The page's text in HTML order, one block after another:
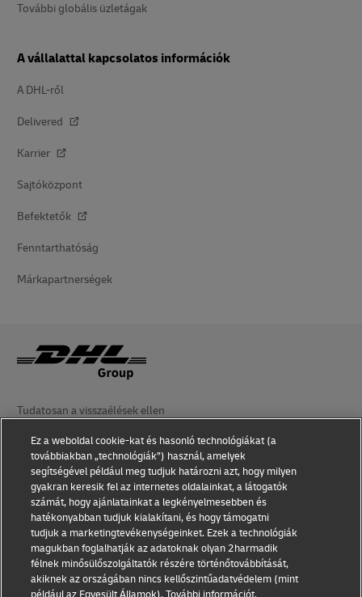
További globális üzletágak
A vállalattal kapcsolatos információk
A DHL-ről
Delivered
Karrier
Sajtóközpont
Befektetők
Fenntarthatóság
Márkapartnerségek
Tudatosan a visszaélések ellen
Jogi nyilatkozat
Felhasználási feltételek
Adatvédelem
Kisegítő lehetőségek
Egyéb tudnivalók
Ez a weboldal cookie-kat és hasonló technológiákat (a
továbbiakban „technológiák”) használ, amelyek
segítségével például meg tudjuk határozni azt, hogy milyen
gyakran keresik fel az internetes oldalainkat, a látogatók
számát, hogy ajánlatainkat a legkényelmesebben és
hatékonyabban tudjuk kialakítani, és hogy támogatni
tudjuk a marketingtevékenységeinket. Ezek a technológiák
magukban foglalhatják az adatoknak olyan 2harmadik
félnek minősülőszolgáltatók részére történőtovábbítását,
akiknek az országában nincs kellőszintűadatvédelem (mint